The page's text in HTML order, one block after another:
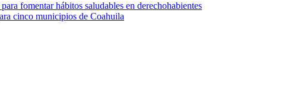
fomentar hábitos saludables en derechohabientes
cinco municipios de Coahuila